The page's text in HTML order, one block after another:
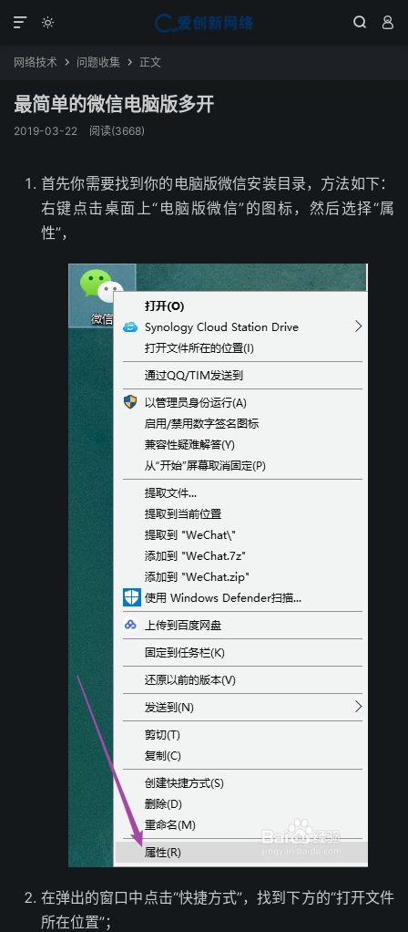
  

网络技术  问题收集  正文
最简单的微信电脑版多开
2019-03-22 阅读(3668)
首先你需要找到你的电脑版微信安装目录，方法如下：
右键点击桌面上“电脑版微信”的图标，然后选择“属
性”，
在弹出的窗口中点击“快捷方式”，找到下方的“打开文件
所在位置”；